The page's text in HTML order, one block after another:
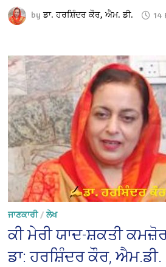
byਡਾ. ਹਰਸ਼ਿੰਦਰ ਕੌਰ, ਐਮ. ਡੀ. 14
ਜਾਣਕਾਰੀ/ਲੇਖ
ਕੀ ਮੇਰੀ ਯਾਦ-ਸ਼ਕਤੀ
ਡਾ: ਹਰਸ਼ਿੰਦਰ ਕੌਰ, ਐਮ.ਡੀ.